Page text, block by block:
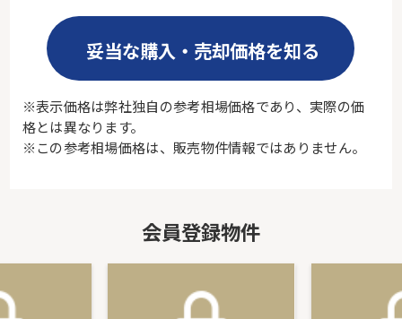
妥当な購入・売却価格を知る
※表示価格は弊社独自の参考相場価格であり、実際の価
格とは異なります。
※この参考相場価格は、販売物件情報ではありません。
会員登録物件